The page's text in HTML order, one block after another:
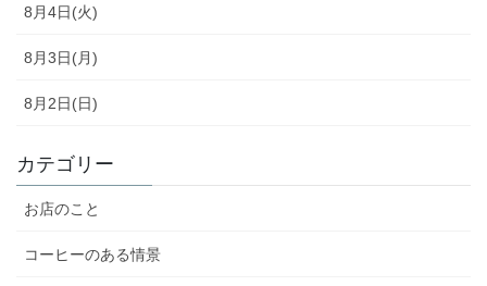
8月4日(火)
8月3日(月)
8月2日(日)
カテゴリー
お店のこと
コーヒーのある情景